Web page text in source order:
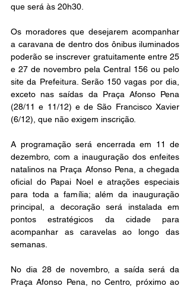
que será às 20h30.
Os moradores que desejarem acompanhar
a caravana de dentro dos ônibus iluminados
poderão se inscrever gratuitamente entre 25
e 27 de novembro pela Central 156 ou pelo
site da Prefeitura. Serão 150 vagas por dia,
exceto nas saídas da Praça Afonso Pena
(28/11 e 11/12) e de São Francisco Xavier
(6/12), que não exigem inscrição.
A programação será encerrada em 11 de
dezembro, com a inauguração dos enfeites
natalinos na Praça Afonso Pena, a chegada
oficial do Papai Noel e atrações especiais
para toda a família; além da inauguração
principal, a decoração será instalada em
pontos estratégicos da cidade para
acompanhar as caravelas ao longo das
semanas.
No dia 28 de novembro, a saída será da
Praça Afonso Pena, no Centro, próximo ao